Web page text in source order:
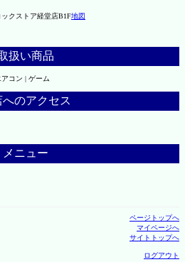
クストア経堂店B1F地図
扱い商品
コン | ゲーム
へのアクセス
メニュー
ページトップへ
マイページへ
サイトトップへ
ログアウト